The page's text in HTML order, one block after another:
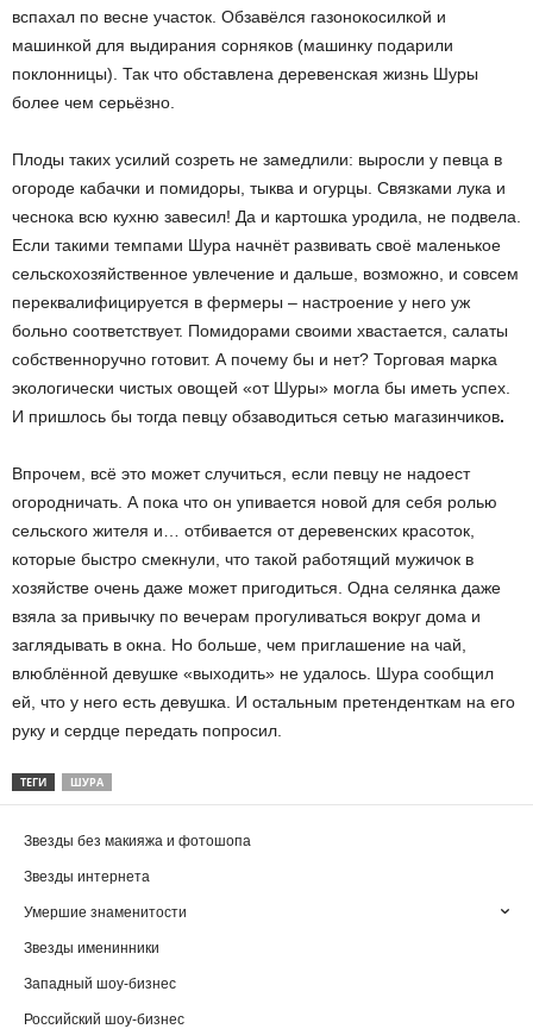
вспахал по весне участок. Обзавёлся газонокосилкой и
машинкой для выдирания сорняков (машинку подарили
поклонницы). Так что обставлена деревенская жизнь Шуры
более чем серьёзно.
Плоды таких усилий созреть не замедлили: выросли у певца в
огороде кабачки и помидоры, тыква и огурцы. Связками лука и
чеснока всю кухню завесил! Да и картошка уродила, не подвела.
Если такими темпами Шура начнёт развивать своё маленькое
сельскохозяйственное увлечение и дальше, возможно, и совсем
переквалифицируется в фермеры – настроение у него уж
больно соответствует. Помидорами своими хвастается, салаты
собственноручно готовит. А почему бы и нет? Торговая марка
экологически чистых овощей «от Шуры» могла бы иметь успех.
И пришлось бы тогда певцу обзаводиться сетью магазинчиков.
Впрочем, всё это может случиться, если певцу не надоест
огородничать. А пока что он упивается новой для себя ролью
сельского жителя и… отбивается от деревенских красоток,
которые быстро смекнули, что такой работящий мужичок в
хозяйстве очень даже может пригодиться. Одна селянка даже
взяла за привычку по вечерам прогуливаться вокруг дома и
заглядывать в окна. Но больше, чем приглашение на чай,
влюблённой девушке «выходить» не удалось. Шура сообщил
ей, что у него есть девушка. И остальным претенденткам на его
руку и сердце передать попросил.
ТЕГИ ШУРА
Звезды без макияжа и фотошопа
Звезды интернета
Умершие знаменитости
Звезды именинники
Западный шоу-бизнес
Российский шоу-бизнес